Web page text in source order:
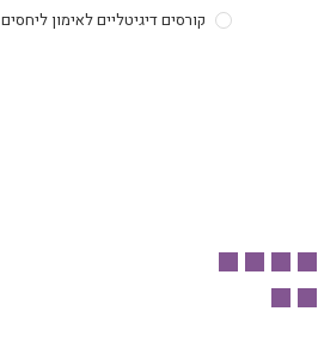
קורסים דיגיטליים לאימון ליחסים